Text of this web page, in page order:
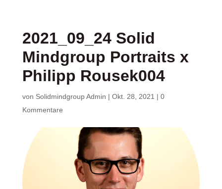
2021_09_24 Solid
Mindgroup Portraits x
Philipp Rousek004
von Solidmindgroup Admin | Okt. 28, 2021 | 0
Kommentare